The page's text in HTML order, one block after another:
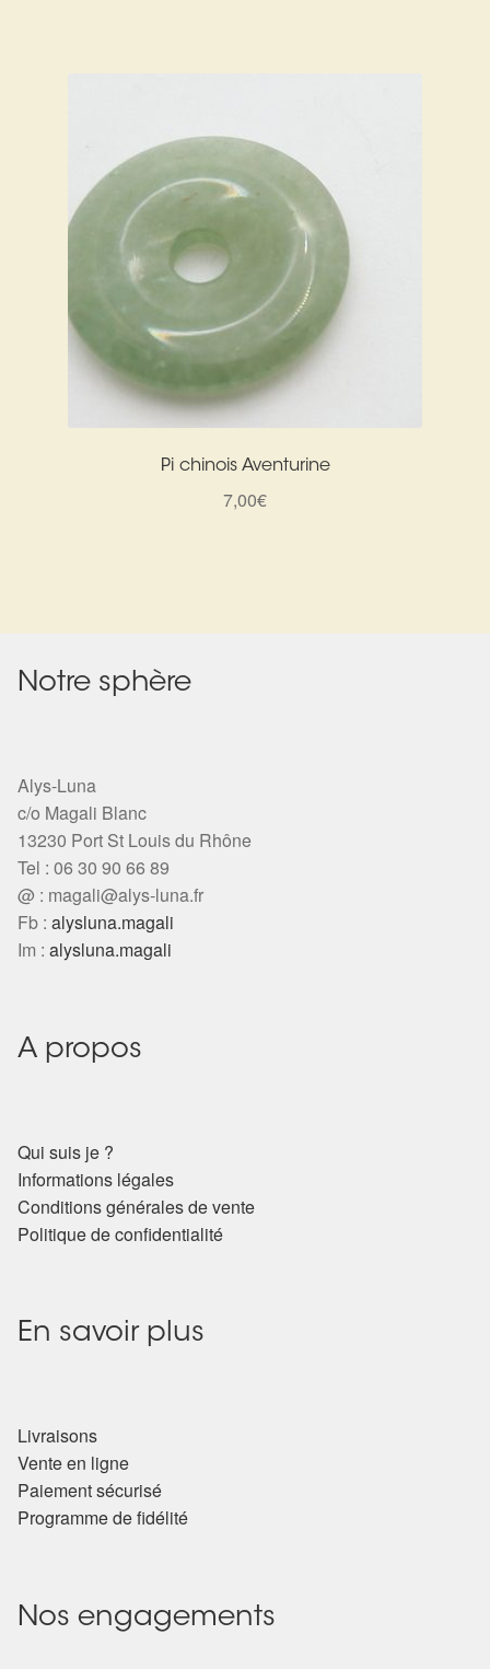
Pi chinois Aventurine
7,00€
Notre sphère
Alys-Luna
c/o Magali Blanc
13230 Port St Louis du Rhône
Tel : 06 30 90 66 89
@ : magali@alys-luna.fr
Fb : alysluna.magali
Im : alysluna.magali
A propos
Qui suis je ?
Informations légales
Conditions générales de vente
Politique de confidentialité
En savoir plus
Livraisons
Vente en ligne
Paiement sécurisé
Programme de fidélité
Nos engagements